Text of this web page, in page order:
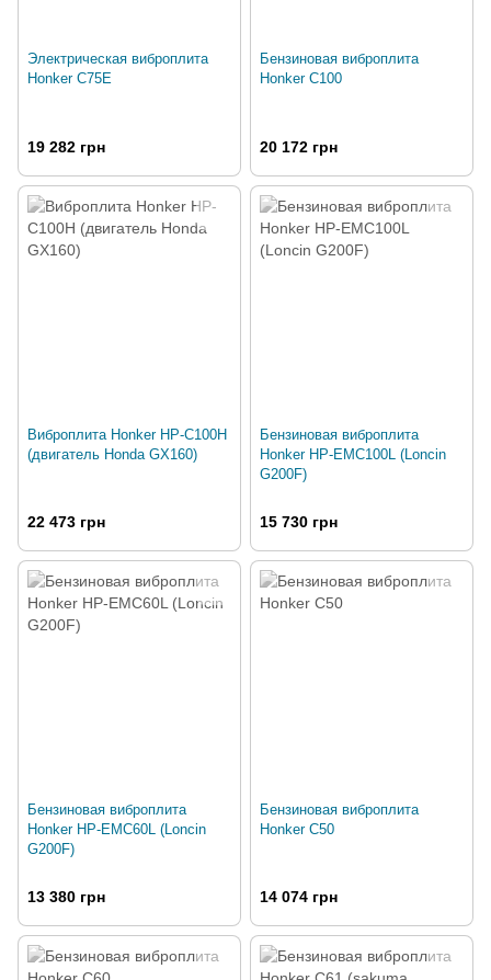
Электрическая виброплита
Honker C75E
19 282 грн
Бензиновая виброплита
Honker C100
20 172 грн
Виброплита Honker HP-C100H
(двигатель Honda GX160)
22 473 грн
Бензиновая виброплита
Honker HP-EMC100L (Loncin
G200F)
15 730 грн
Бензиновая виброплита
Honker HP-EMC60L (Loncin
G200F)
13 380 грн
Бензиновая виброплита
Honker C50
14 074 грн